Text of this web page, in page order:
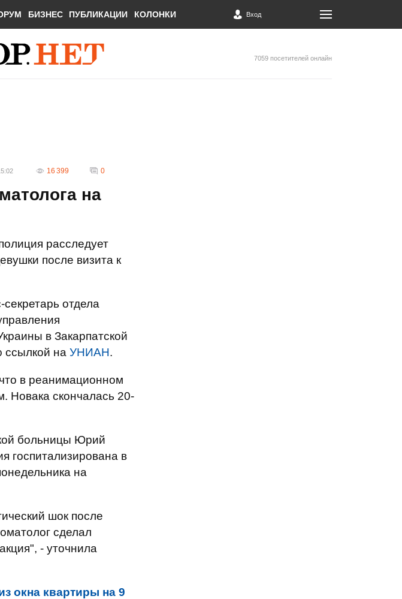
БИЗНЕС ПУБЛИКАЦИИ КОЛОНКИ Вход
7059 посетителей онлайн
16 399 0
на
расследует
после визита к
отдела
в Закарпатской
ссылкой на УНИАН.
в реанимационном
Новака скончалась 20-
больницы Юрий
госпитализирована в
на
шок после
сделал
- уточнила
окна квартиры на 9